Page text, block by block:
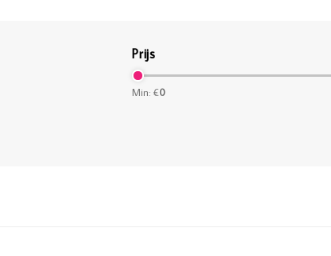
Prijs
Min: €0